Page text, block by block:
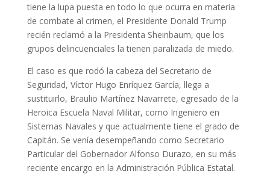
tiene la lupa puesta en todo lo que ocurra en materia
de combate al crimen, el Presidente Donald Trump
recién reclamó a la Presidenta Sheinbaum, que los
grupos delincuenciales la tienen paralizada de miedo.
El caso es que rodó la cabeza del Secretario de
Seguridad, Víctor Hugo Enríquez García, llega a
sustituirlo, Braulio Martínez Navarrete, egresado de la
Heroica Escuela Naval Militar, como Ingeniero en
Sistemas Navales y que actualmente tiene el grado de
Capitán. Se venía desempeñando como Secretario
Particular del Gobernador Alfonso Durazo, en su más
reciente encargo en la Administración Pública Estatal.